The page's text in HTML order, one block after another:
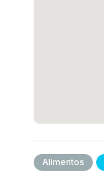
Alimentos